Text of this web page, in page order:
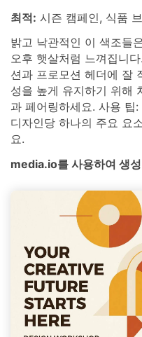
최적: 시즌 캠페인, 식품
밝고 낙관적인 이 색조들
오후 햇살처럼 느껴집니
션과 프로모션 헤더에 잘
성을 높게 유지하기 위해
과 페어링하세요. 사용 팁
디자인당 하나의 주요 요
요.
media.io를 사용하여 생